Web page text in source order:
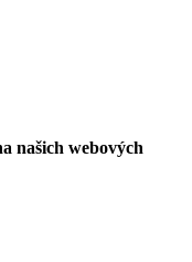
našich webových